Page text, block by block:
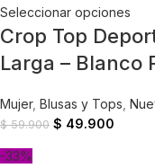
Seleccionar opciones
Crop Top
Larga – Blanco
Mujer, Blusas y Tops
$59.900 $ 49.900
-33%